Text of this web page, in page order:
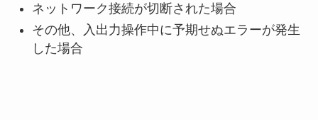
ネットワーク接続が切断された場合
その他、入出力操作中に予期せぬエラーが発生
した場合